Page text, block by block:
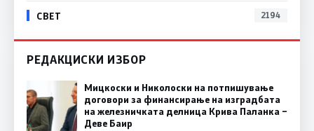
СВЕТ 2194
РЕДАКЦИСКИ ИЗБОР
Мицкоски и Николоски на потпишување
договори за финансирање на изградбата
на железничката делница Крива Паланка –
Деве Баир